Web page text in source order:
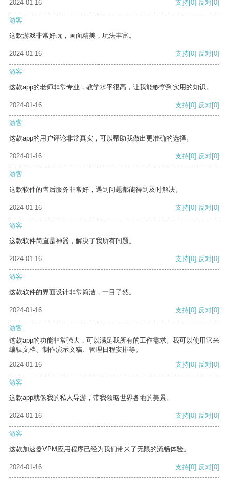
2024-01-16 支持 [0] 反对 [0]
游客
这款游戏非常好玩，画面精美，玩法丰富。
2024-01-16 支持[0] 反对[0]
游客
这款app的老师非常专业，教学水平很高，让我能够学到实用的知识。
2024-01-16 支持[0] 反对[0]
游客
这款app的用户评论非常真实，可以帮助我做出更准确的选择。
2024-01-16 支持[0] 反对[0]
游客
这款软件的售后服务非常好，遇到问题都能得到及时解决。
2024-01-16 支持[0] 反对[0]
游客
这款软件简直是神器，解决了我所有问题。
2024-01-16 支持[0] 反对[0]
游客
这款软件的界面设计非常简洁，一目了然。
2024-01-16 支持[0] 反对[0]
游客
这款app的功能非常强大，可以满足我所有的工作需求。我可以使用它来
编辑文档、制作演示文稿、管理日程安排等。
2024-01-16
支持[0] 反对[0]
游客
这款app就像我的私人导游，带我领略世界各地的美景。
2024-01-16 支持[0] 反对[0]
游客
这款加速器VPM应用程序已经为我们带来了无限的流畅体验。
2024-01-16 支持[0] 反对[0]